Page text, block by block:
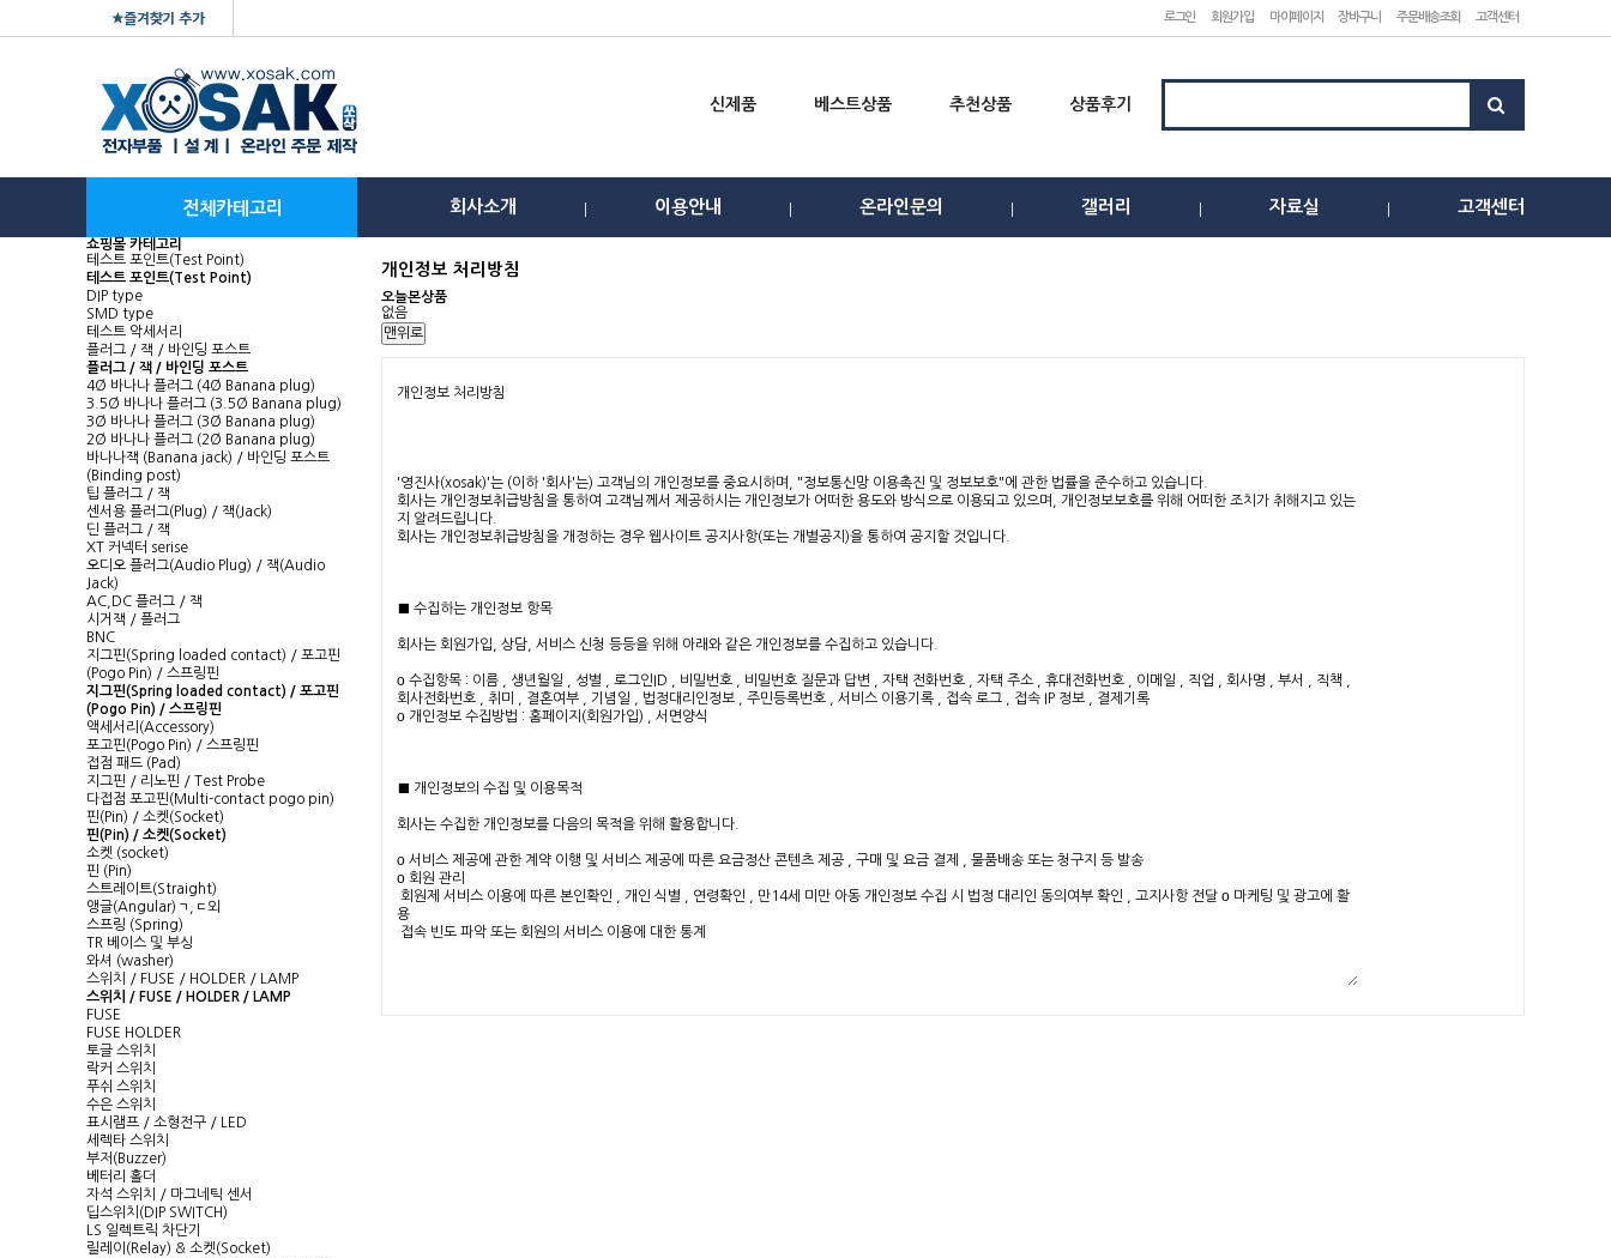
로그인 회원가입 마이페이지 장바구니 주문배송조회 고객센터
신제품 베스트상품 추천상품 상품후기
전체카테고리 회사소개 이용안내 온라인문의 갤러리 자료실 고객센터
쇼핑몰 카테고리
테스트 포인트(Test Point)
테스트 포인트(Test Point)
DIP type
SMD type
테스트 악세서리
플러그 / 잭 / 바인딩 포스트
플러그 / 잭 / 바인딩 포스트
4Ø 바나나 플러그 (4Ø Banana plug)
3.5Ø 바나나 플러그 (3.5Ø Banana plug)
3Ø 바나나 플러그 (3Ø Banana plug)
2Ø 바나나 플러그 (2Ø Banana plug)
바나나잭 (Banana jack) / 바인딩 포스트
(Binding post)
팁 플러그 / 잭
센서용 플러그(Plug) / 잭(Jack)
딘 플러그 / 잭
XT 커넥터 serise
오디오 플러그(Audio Plug) / 잭(Audio
Jack)
AC,DC 플러그 / 잭
시거잭 / 플러그
BNC
지그핀(Spring loaded contact) / 포고핀
(Pogo Pin) / 스프링핀
지그핀(Spring loaded contact) / 포고핀
(Pogo Pin) / 스프링핀
액세서리(Accessory)
포고핀(Pogo Pin) / 스프링핀
접점 패드 (Pad)
지그핀 / 리노핀 / Test Probe
다접점 포고핀(Multi-contact pogo pin)
핀(Pin) / 소켓(Socket)
핀(Pin) / 소켓(Socket)
소켓 (socket)
핀 (Pin)
스트레이트(Straight)
앵글(Angular)ㄱ,ㄷ외
스프링 (Spring)
TR 베이스 및 부싱
와셔 (washer)
스위치 / FUSE / HOLDER / LAMP
스위치 / FUSE / HOLDER / LAMP
FUSE
FUSE HOLDER
토글 스위치
락커 스위치
푸쉬 스위치
수은 스위치
표시램프 / 소형전구 / LED
세렉타 스위치
부저(Buzzer)
베터리 홀더
자석 스위치 / 마그네틱 센서
딥스위치(DIP SWITCH)
LS 일렉트릭 차단기
릴레이(Relay) & 소켓(Socket)
개인정보 처리방침
오늘본상품
없음
맨위로